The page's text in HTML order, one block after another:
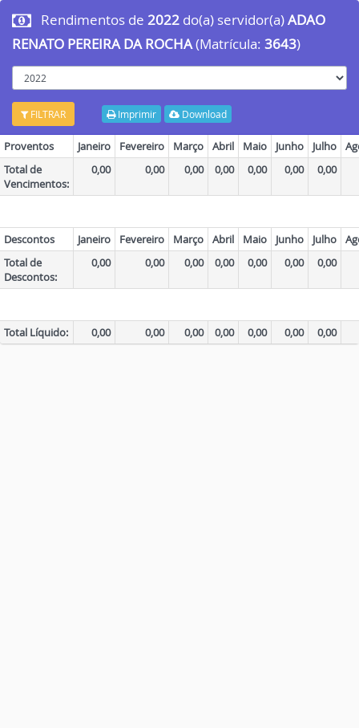
Rendimentos de 2022 do(a) servidor(a)ADAO
RENATO PEREIRA DA ROCHA(Matrícula: 3643)
ano
FILTRAR Imprimir Download
Proventos Janeiro Fevereiro Março Abril Maio Junho Julho
Total de
Vencimentos:
0,00 0,00 0,00 0,00 0,00 0,00 0,00
Descontos Janeiro Fevereiro Março Abril Maio Junho Julho
Total de
Descontos:
0,00 0,00 0,00 0,00 0,00 0,00 0,00
Total Líquido: 0,00 0,00 0,00 0,00 0,00 0,00 0,00